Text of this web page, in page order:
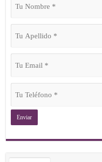
Nombre
Tu
Apellido
Tu
Email
Tu
Teléfono